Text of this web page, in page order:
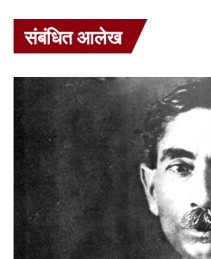
संबंधित आलेख